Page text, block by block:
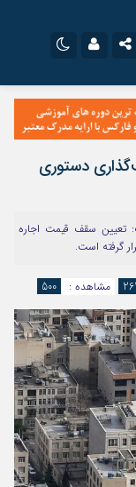
دستوری
تعیین سقف قیمت اجاره
مشاهده : 500